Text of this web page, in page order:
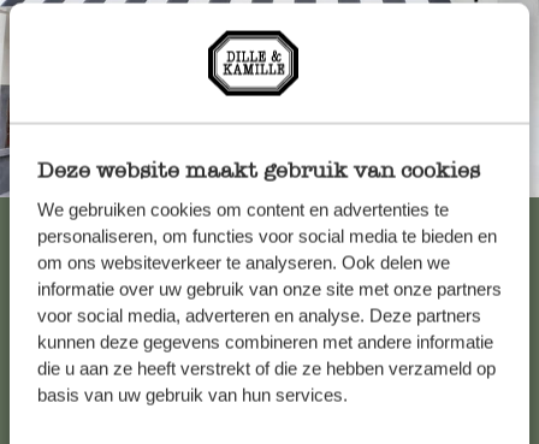
Deze website maakt gebruik van cookies
We gebruiken cookies om content en advertenties te
personaliseren, om functies voor social media te bieden en
om ons websiteverkeer te analyseren. Ook delen we
informatie over uw gebruik van onze site met onze partners
voor social media, adverteren en analyse. Deze partners
kunnen deze gegevens combineren met andere informatie
die u aan ze heeft verstrekt of die ze hebben verzameld op
basis van uw gebruik van hun services.
Immer in der Nähe
Alle 62 Geschäfte anzeigen
Kundenservice/Hilfe
Falls Sie Fragen haben oder Tipps und Hilfe brauchen, wenden